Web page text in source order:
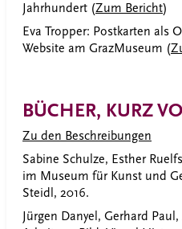
Jahrhundert (Zum Bericht)
Eva Tropper: Postkarten als
Website am GrazMuseum (
BÜCHER, KURZ
Zu den Beschreibungen
Sabine Schulze, Esther
im Museum für Kunst und
Steidl, 2016.
Jürgen Danyel, Gerhard